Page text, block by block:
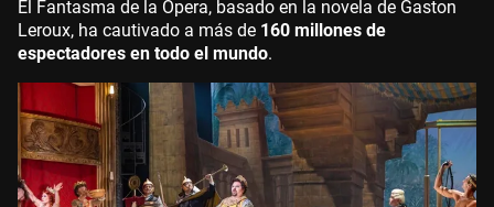
El Fantasma de la Ópera, basado en la novela de Gaston
Leroux, ha cautivado a más de 160 millones de
espectadores en todo el mundo.